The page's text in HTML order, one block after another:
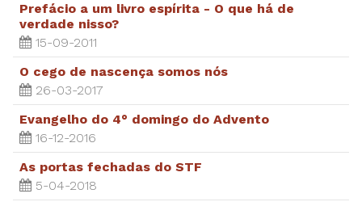
Prefácio a um livro espírita - O que há de
verdade nisso?
15-09-2011
O cego de nascença somos nós
26-03-2017
Evangelho do 4° domingo do Advento
16-12-2016
As portas fechadas do STF
5-04-2018